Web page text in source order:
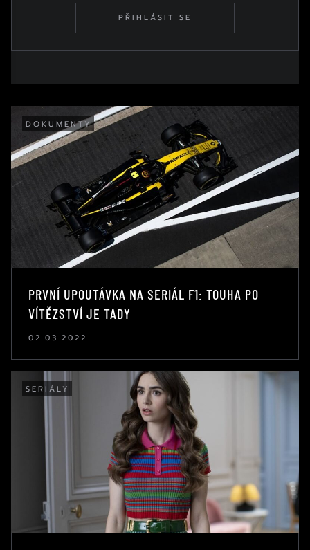
PŘIHLÁSIT SE
DOKUMENTY
PRVNÍ UPOUTÁVKA NA SERIÁL F1: TOUHA PO
VÍTĚZSTVÍ JE TADY
02.03.2022
SERIÁLY